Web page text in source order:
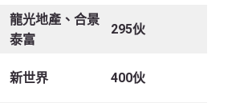
龍光地產、合景
泰富
295伙
新世界 400伙